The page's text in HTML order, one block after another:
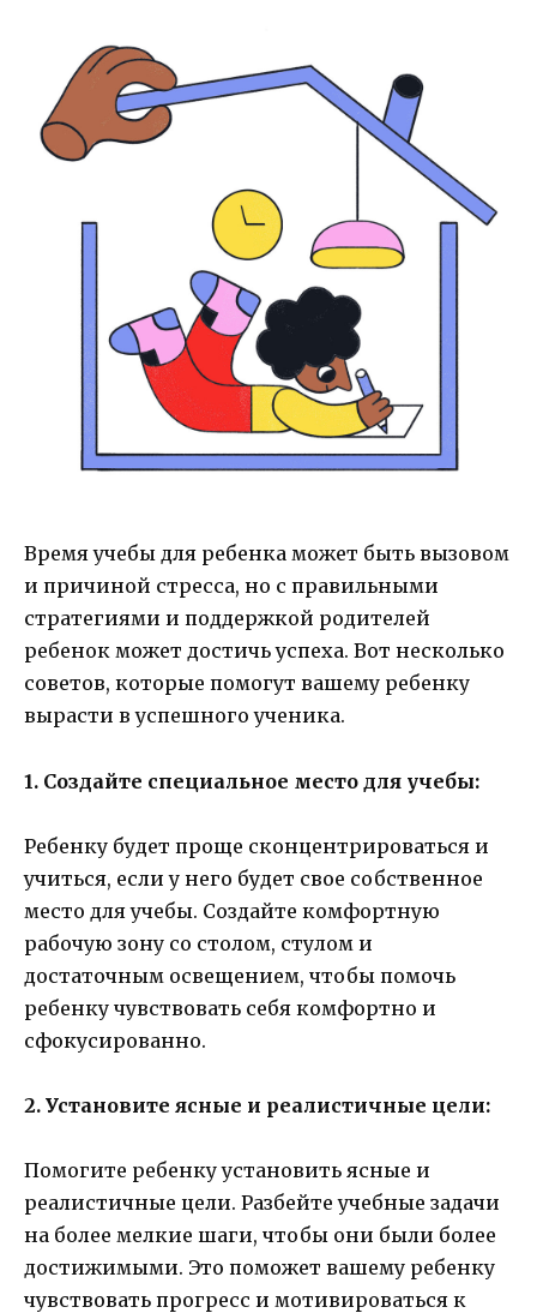
Время учебы для ребенка может быть вызовом
и причиной стресса, но с правильными
стратегиями и поддержкой родителей
ребенок может достичь успеха. Вот несколько
советов, которые помогут вашему ребенку
вырасти в успешного ученика.
1. Создайте специальное место для учебы:
Ребенку будет проще сконцентрироваться и
учиться, если у него будет свое собственное
место для учебы. Создайте комфортную
рабочую зону со столом, стулом и
достаточным освещением, чтобы помочь
ребенку чувствовать себя комфортно и
сфокусированно.
2. Установите ясные и реалистичные цели:
Помогите ребенку установить ясные и
реалистичные цели. Разбейте учебные задачи
на более мелкие шаги, чтобы они были более
достижимыми. Это поможет вашему ребенку
чувствовать прогресс и мотивироваться к